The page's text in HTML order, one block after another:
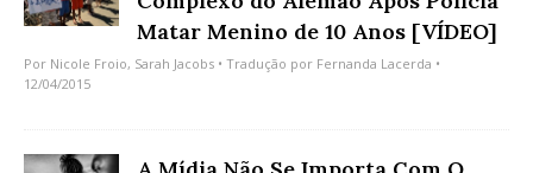
Matar Menino de 10 Anos [VÍDEO]
Por Nicole Froio, Sarah Jacobs • Tradução por Fernanda Lacerda •
12/04/2015